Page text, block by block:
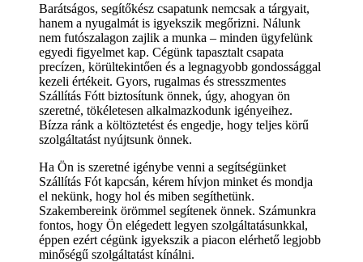
Barátságos, segítőkész csapatunk nemcsak a tárgyait,
hanem a nyugalmát is igyekszik megőrizni. Nálunk
nem futószalagon zajlik a munka – minden ügyfelünk
egyedi figyelmet kap. Cégünk tapasztalt csapata
precízen, körültekintően és a legnagyobb gondossággal
kezeli értékeit. Gyors, rugalmas és stresszmentes
Szállítás Fótt biztosítunk önnek, úgy, ahogyan ön
szeretné, tökéletesen alkalmazkodunk igényeihez.
Bízza ránk a költöztetést és engedje, hogy teljes körű
szolgáltatást nyújtsunk önnek.
Ha Ön is szeretné igénybe venni a segítségünket
Szállítás Fót kapcsán, kérem hívjon minket és mondja
el nekünk, hogy hol és miben segíthetünk.
Szakembereink örömmel segítenek önnek. Számunkra
fontos, hogy Ön elégedett legyen szolgáltatásunkkal,
éppen ezért cégünk igyekszik a piacon elérhető legjobb
minőségű szolgáltatást kínálni.